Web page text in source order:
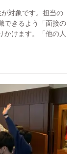
対象です。担当の
できるよう「面接の
かけます。「他の人